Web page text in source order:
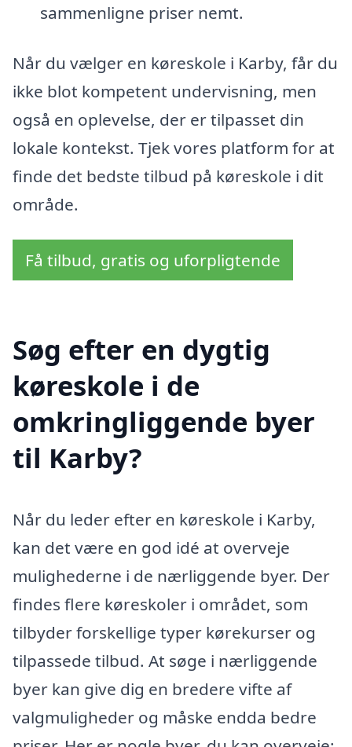
sammenligne priser nemt.
Når du vælger en køreskole i Karby, får du
ikke blot kompetent undervisning, men
også en oplevelse, der er tilpasset din
lokale kontekst. Tjek vores platform for at
finde det bedste tilbud på køreskole i dit
område.
Få tilbud, gratis og uforpligtende
Søg efter en dygtig
køreskole i de
omkringliggende byer
til Karby?
Når du leder efter en køreskole i Karby,
kan det være en god idé at overveje
mulighederne i de nærliggende byer. Der
findes flere køreskoler i området, som
tilbyder forskellige typer kørekurser og
tilpassede tilbud. At søge i nærliggende
byer kan give dig en bredere vifte af
valgmuligheder og måske endda bedre